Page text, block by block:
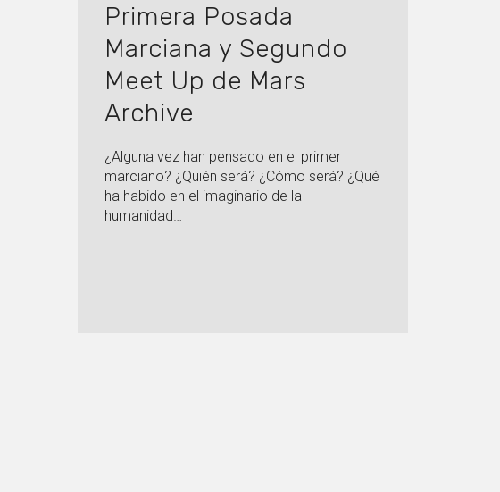
Primera Posada
Marciana y Segundo
Meet Up de Mars
Archive
¿Alguna vez han pensado en el primer
marciano? ¿Quién será? ¿Cómo será? ¿Qué
ha habido en el imaginario de la
humanidad…